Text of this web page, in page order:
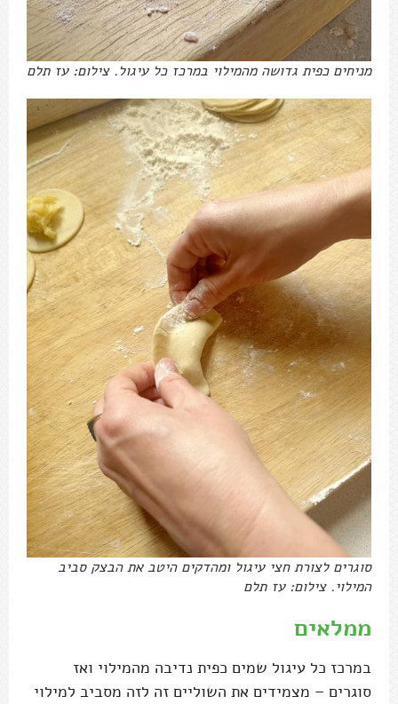
מניחים כפית גדושה מהמילוי במרכז כל עיגול. צילום: עז תלם
סוגרים לצורת חצי עיגול ומהדקים היטב את הבצק סביב
המילוי. צילום: עז תלם
ממלאים
במרכז כל עיגול שמים כפית נדיבה מהמילוי ואז
סוגרים – מצמידים את השוליים זה לזה מסביב למילוי